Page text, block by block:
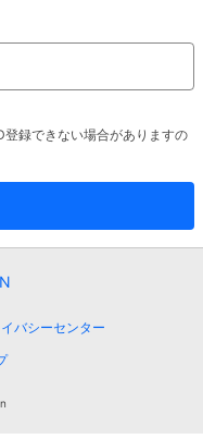
録できない場合がありますの
バシーセンター